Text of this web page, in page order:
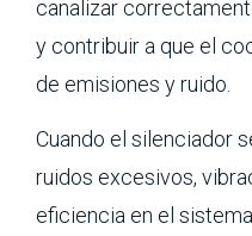
canalizar
y contribuir a que el
de emisiones y ruido.
Cuando el silenciador
ruidos excesivos,
eficiencia en el